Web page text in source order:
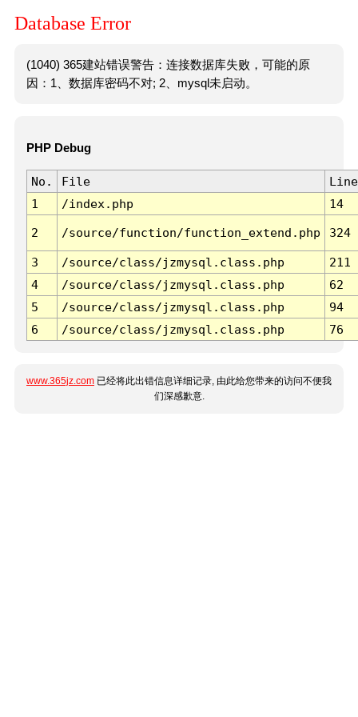
Database Error
(1040) 365建站错误警告：连接数据库失败，可能的原
因：1、数据库密码不对; 2、mysql未启动。
PHP Debug
No. File
Line
1
/index.php 14
2 /source/function/function_extend.php 324
3 /source/class/jzmysql.class.php
211
4
/source/class/jzmysql.class.php
62
5
/source/class/jzmysql.class.php
94
6
/source/class/jzmysql.class.php 76
www.365jz.com 已经将此出错信息详细记录, 由此给您带来的访问不便我
们深感歉意.